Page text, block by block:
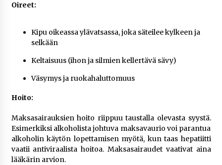
Oireet:
Kipu oikeassa ylävatsassa, joka säteilee kylkeen ja
selkään
Keltaisuus (ihon ja silmien kellertävä sävy)
Väsymys ja ruokahaluttomuus
Hoito:
Maksasairauksien hoito riippuu taustalla olevasta syystä.
Esimerkiksi alkoholista johtuva maksavaurio voi parantua
alkoholin käytön lopettamisen myötä, kun taas hepatiitti
vaatii antiviraalista hoitoa. Maksasairaudet vaativat aina
lääkärin arvion.